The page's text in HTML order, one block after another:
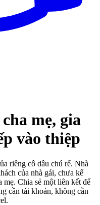
mẹ, gia
vào thiệp
riêng cô dâu chú rể. Nhà
của nhà gái, chưa kể
mẹ. Chia sẻ một liên kết để
cần tài khoản, không cần